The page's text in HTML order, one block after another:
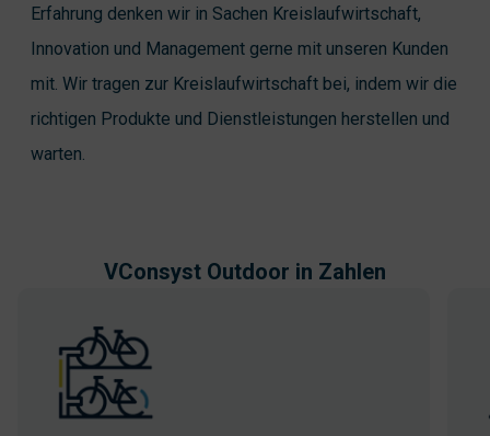
Erfahrung denken wir in Sachen Kreislaufwirtschaft,
Innovation und Management gerne mit unseren Kunden
mit. Wir tragen zur Kreislaufwirtschaft bei, indem wir die
richtigen Produkte und Dienstleistungen herstellen und
warten.
VConsyst Outdoor in Zahlen